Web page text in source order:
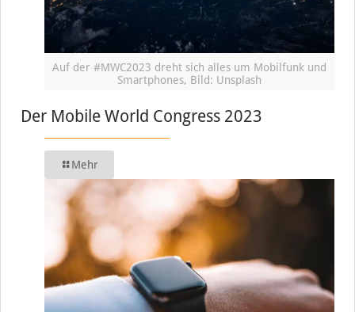
Auf der #MWC2023 dreht sich alles um Mobilfunk und
Smartphones, Bild: Unsplash
Der Mobile World Congress 2023
Mehr